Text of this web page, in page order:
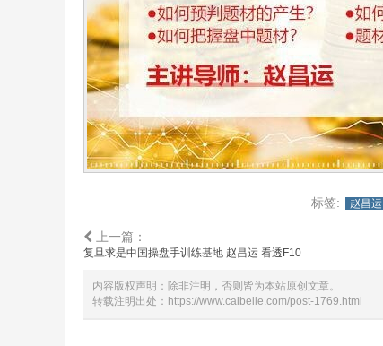
标签: 赵昌运
上一篇：
复旦求是中国操盘手训练基地 赵昌运 看透F10
内容版权声明：除非注明，否则皆为本站原创文章。
转载注明出处： https://www.caibeile.com/post-1769.html